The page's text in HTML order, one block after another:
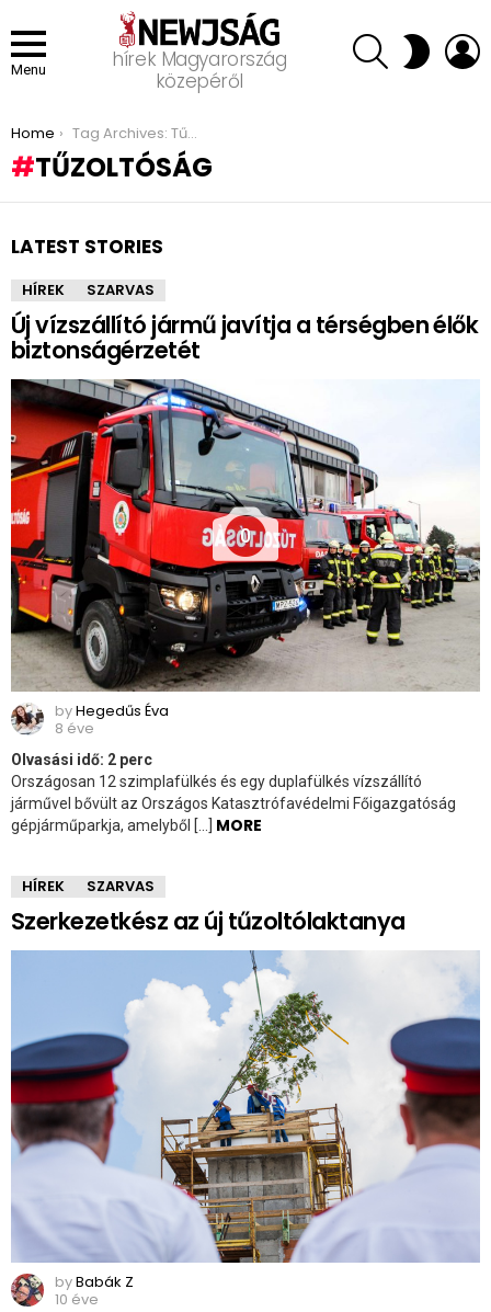
Menu
hírek Magyarország
közepéről
SEARCH SWITCH
SKIN
You are here:
Home Tag Archives: Tűzoltóság
TŰZOLTÓSÁG
LATEST STORIES
HÍREK SZARVAS
Új vízszállító jármű javítja a térségben élők
biztonságérzetét
0
byHegedűs Éva
8 éve
Olvasási idő: 2 perc
Országosan 12 szimplafülkés és egy duplafülkés vízszállító
járművel bővült az Országos Katasztrófavédelmi Főigazgatóság
gépjárműparkja, amelyből […] MORE
HÍREK SZARVAS
Szerkezetkész az új tűzoltólaktanya
byBabák Z
10 éve